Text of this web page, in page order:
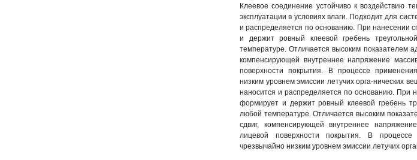
Клеевое соединение устойчиво к воздействию
эксплуатации в условиях влаги. Подходит для
и распределяется по основанию. При нанесении
и держит ровный клеевой гребень
температуре. Отличается высоким показателем
компенсирующей внутреннее напряжение
поверхности покрытия. В процессе
низким уровнем эмиссии летучих орга-нических
наносится и распределяется по основанию. При
формирует и держит ровный клеевой гребень
любой температуре. Отличается высоким
сдвиг, компенсирующей внутреннее
лицевой поверхности покрытия. В
чрезвычайно низким уровнем эмиссии летучих